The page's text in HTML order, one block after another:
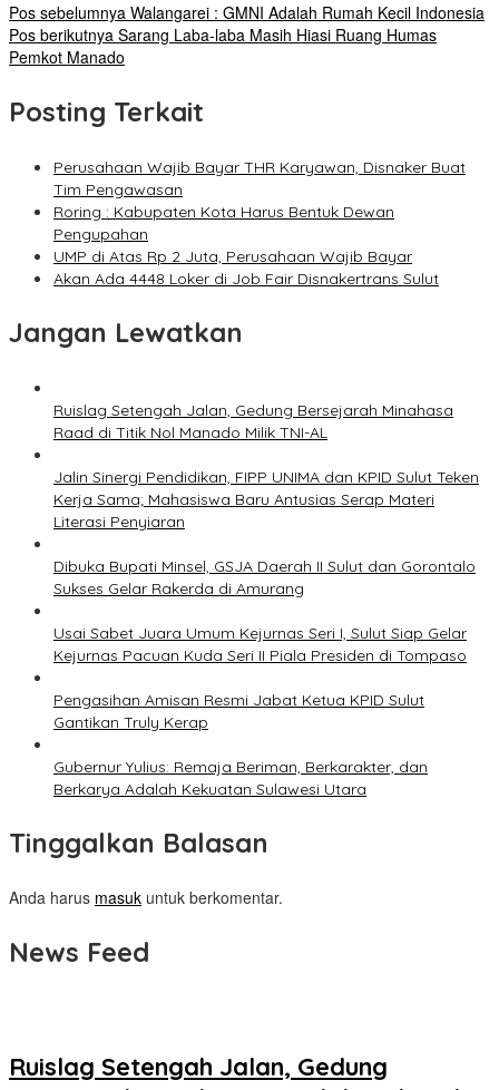
Pos sebelumnya Walangarei : GMNI Adalah Rumah Kecil Indonesia
Pos berikutnya Sarang Laba-laba Masih Hiasi Ruang Humas
Pemkot Manado
Posting Terkait
Perusahaan Wajib Bayar THR Karyawan, Disnaker Buat
Tim Pengawasan
Roring : Kabupaten Kota Harus Bentuk Dewan
Pengupahan
UMP di Atas Rp 2 Juta, Perusahaan Wajib Bayar
Akan Ada 4448 Loker di Job Fair Disnakertrans Sulut
Jangan Lewatkan
Ruislag Setengah Jalan, Gedung Bersejarah Minahasa
Raad di Titik Nol Manado Milik TNI-AL
Jalin Sinergi Pendidikan, FIPP UNIMA dan KPID Sulut Teken
Kerja Sama; Mahasiswa Baru Antusias Serap Materi
Literasi Penyiaran
Dibuka Bupati Minsel, GSJA Daerah II Sulut dan Gorontalo
Sukses Gelar Rakerda di Amurang
Usai Sabet Juara Umum Kejurnas Seri I, Sulut Siap Gelar
Kejurnas Pacuan Kuda Seri II Piala Presiden di Tompaso
Pengasihan Amisan Resmi Jabat Ketua KPID Sulut
Gantikan Truly Kerap
Gubernur Yulius: Remaja Beriman, Berkarakter, dan
Berkarya Adalah Kekuatan Sulawesi Utara
Tinggalkan Balasan
Anda harus masuk untuk berkomentar.
News Feed
Ruislag Setengah Jalan, Gedung